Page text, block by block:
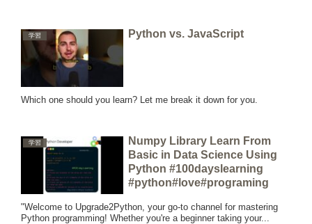
学習 Python vs. JavaScript
Which one should you learn? Let me break it down for you.
学習
Numpy Library Learn From
Basic in Data Science Using
Python #100dayslearning
#python#love#programing
"Welcome to Upgrade2Python, your go-to channel for mastering
Python programming! Whether you're a beginner taking your...